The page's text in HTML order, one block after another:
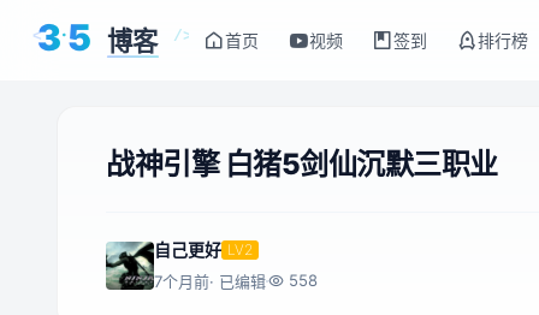
< />
35 博客 首页 视频 签到 排行榜
战神引擎 白猪5剑仙沉默三职业
自己更好 LV2
7个月前· 已编辑 558